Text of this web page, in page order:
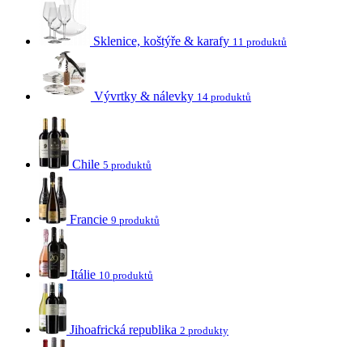
Sklenice, koštýře & karafy 11 produktů
Vývrtky & nálevky 14 produktů
Chile 5 produktů
Francie 9 produktů
Itálie 10 produktů
Jihoafrická republika 2 produkty